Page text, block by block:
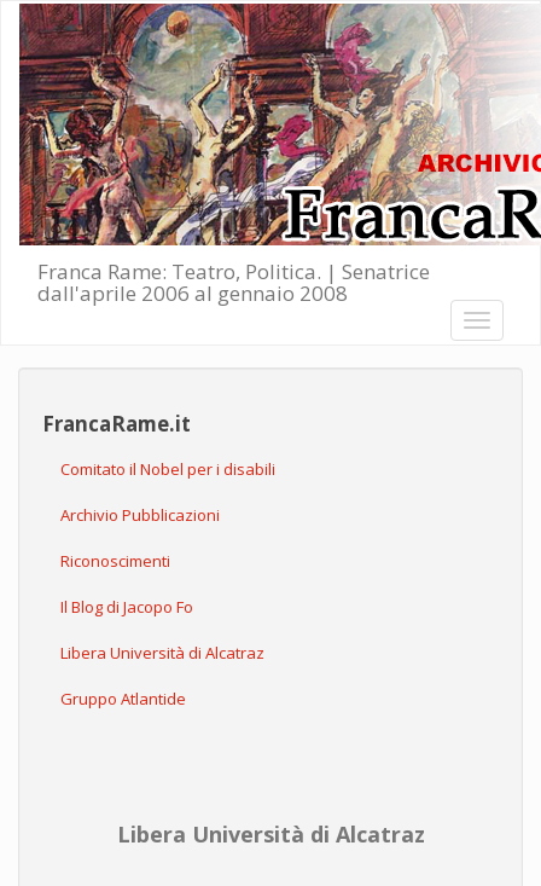
Salta al contenuto principale
Franca Rame: Teatro, Politica. | Senatrice
dall'aprile 2006 al gennaio 2008
Toggle
FrancaRame.it
Comitato il Nobel per i disabili
Archivio Pubblicazioni
Riconoscimenti
Il Blog di Jacopo Fo
Libera Università di Alcatraz
Gruppo Atlantide
Libera Università di Alcatraz